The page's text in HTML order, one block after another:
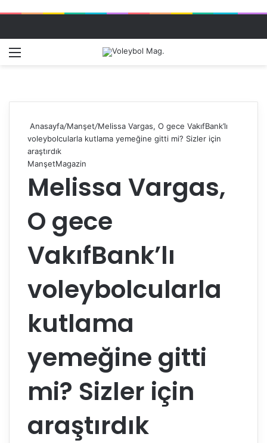
Anasayfa/Manşet/Melissa Vargas, O gece VakıfBank’lı
voleybolcularla kutlama yemeğine gitti mi? Sizler için
araştırdık
ManşetMagazin
Melissa Vargas,
O gece
VakıfBank’lı
voleybolcularla
kutlama
yemeğine gitti
mi? Sizler için
araştırdık